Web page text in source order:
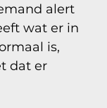
alert
wat er in
is,
dat er